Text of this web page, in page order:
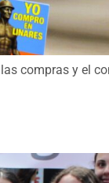
compras y el